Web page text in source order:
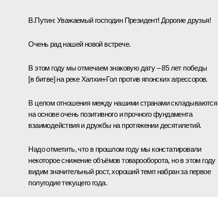
В.Путин: Уважаемый господин Президент! Дорогие друзья!
Очень рад нашей новой встрече.
В этом году мы отмечаем знаковую дату – 85 лет победы
[в битве] на реке Халхин-Гол против японских агрессоров.
В целом отношения между нашими странами складываются
на основе очень позитивного и прочного фундамента
взаимодействия и дружбы на протяжении десятилетий.
Надо отметить, что в прошлом году мы констатировали
некоторое снижение объёмов товарооборота, но в этом году
видим значительный рост, хороший темп набран за первое
полугодие текущего года.